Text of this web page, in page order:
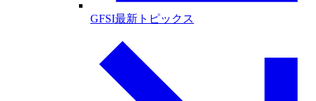
GFSI最新トピックス